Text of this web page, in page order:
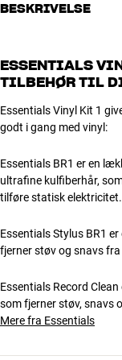
BESKRIVELSE
ESSENTIALS
TILBEHØR TIL
Essentials Vinyl Kit 1
godt i gang med vinyl:
Essentials BR1 er en
ultrafine kulfiberhår,
tilføre statisk elektricitet.
Essentials Stylus BR1
fjerner støv og snavs
Essentials Record
som fjerner støv, snavs
Mere fra Essentials